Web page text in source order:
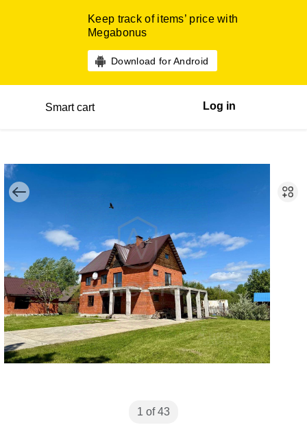
Keep track of items’ price with
Megabonus
Download for Android
Smart cart Log in
1 of 43